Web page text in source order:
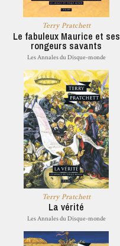
Terry Pratchett
Le fabuleux Maurice et ses
rongeurs savants
Les Annales du Disque-monde
Terry Pratchett
La vérité
Les Annales du Disque-monde